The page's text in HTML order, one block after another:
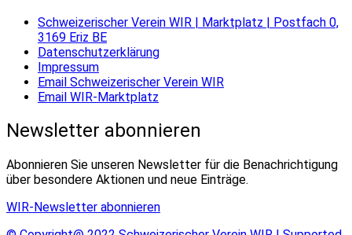
Schweizerischer Verein WIR | Marktplatz | Postfach 0,
3169 Eriz BE
Datenschutzerklärung
Impressum
Email Schweizerischer Verein WIR
Email WIR-Marktplatz
Newsletter abonnieren
Abonnieren Sie unseren Newsletter für die Benachrichtigung
über besondere Aktionen und neue Einträge.
WIR-Newsletter abonnieren